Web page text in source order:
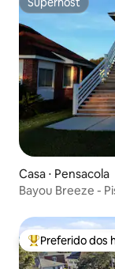
Superhost
Casa ⋅ Pensacola
Bayou Breeze -
Entre os
Preferido dos